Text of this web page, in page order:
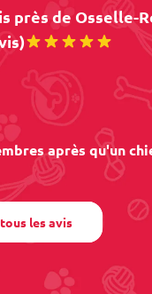
près de Osselle-
après qu'un
les avis